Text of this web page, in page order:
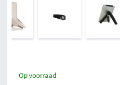
Op voorraad